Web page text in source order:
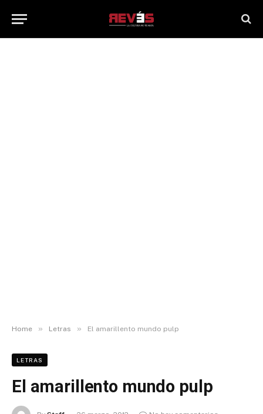
Home » Letras » El amarillento mundo pulp
LETRAS
El amarillento mundo pulp